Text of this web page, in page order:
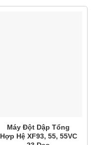
Máy Đột Dập Tổng
Hợp Hệ XF93, 55, 55VC